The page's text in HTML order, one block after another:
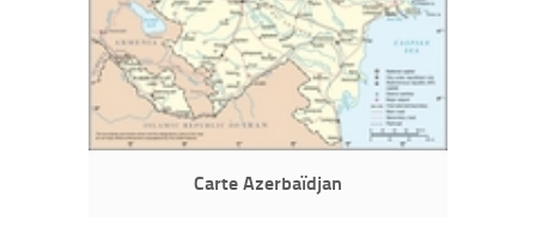
Carte Azerbaïdjan